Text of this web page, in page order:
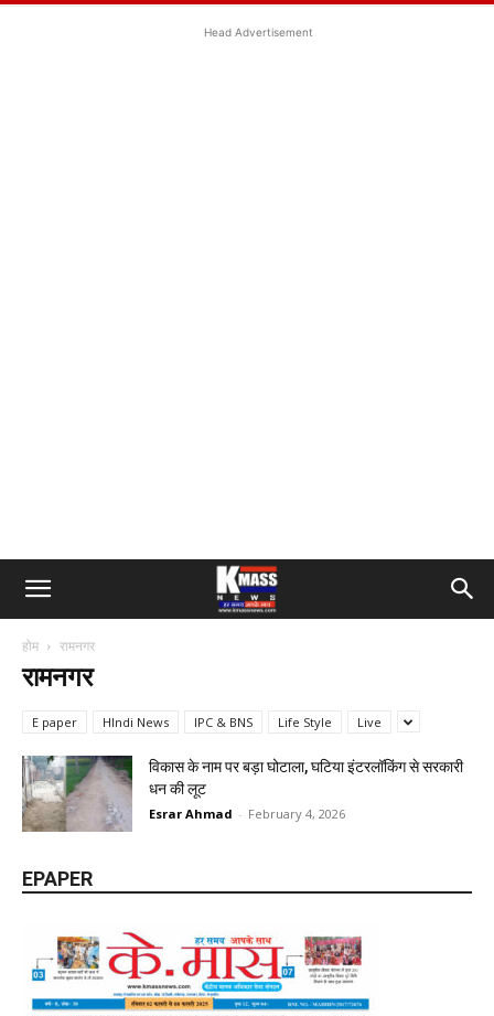
Head Advertisement
होम रामनगर
रामनगर
E paper HIndi News IPC & BNS Life Style Live
विकास के नाम पर बड़ा घोटाला, घटिया इंटरलॉकिंग से सरकारी
धन की लूट
Esrar Ahmad - February 4, 2026
EPAPER